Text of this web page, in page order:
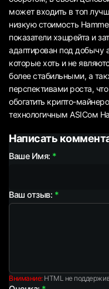
может входить в топ
низкую стоимость
показатели хэшрейта и
адаптирован под добычу
которые хоть и не
более стабильными, а
перспективами роста,
обогатить крипто-
технологичным ASICом
Написать
Ваше Имя:
Ваш отзыв:
Внимание:HTML не